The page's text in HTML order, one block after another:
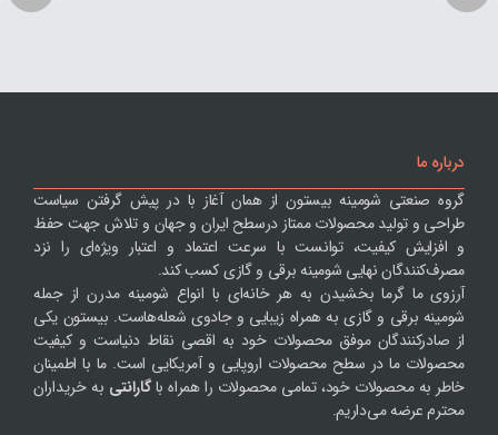
درباره ما
گروه صنعتی شومینه بیستون از همان آغاز با در پیش گرفتن سیاست
طراحی و تولید محصولات ممتاز درسطح ایران و جهان و تلاش جهت حفظ
و افزایش کیفیت، توانست با سرعت اعتماد و اعتبار ویژه‌ای را نزد
مصرف‌کنندگان نهایی شومینه برقی و گازی کسب کند.
آرزوی ما گرما بخشیدن به هر خانه‌ای با انواع شومینه مدرن از جمله
شومینه برقی و گازی به همراه زیبایی و جادوی شعله‌هاست. بیستون یکی
از صادرکنندگان موفق محصولات خود به اقصی نقاط دنیاست و کیفیت
محصولات ما در سطح محصولات اروپایی و آمریکایی است. ما با اطمینان
خاطر به محصولات خود، تمامی محصولات را همراه باگارانتی به خریداران
محترم عرضه می‌داریم.